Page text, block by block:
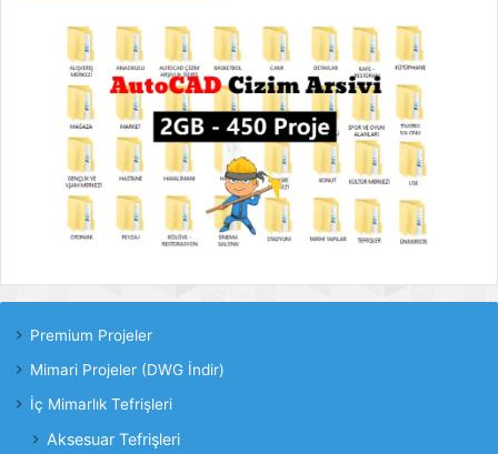
Premium Projeler
Mimari Projeler (DWG İndir)
İç Mimarlık Tefrişleri
Aksesuar Tefrişleri